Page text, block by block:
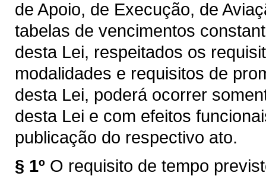
de Apoio, de Execução, de
tabelas de vencimentos
desta Lei, respeitados os
modalidades e requisitos de
desta Lei, poderá ocorrer
desta Lei e com efeitos
publicação do respectivo ato.
§ 1º O requisito de tempo